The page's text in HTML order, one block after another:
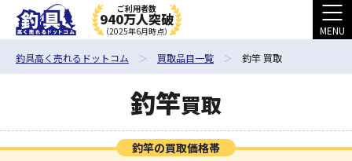
ご利用者数
940万人突破
（2025年6月時点） MENU
釣具高く売れるドットコム 買取品目一覧 釣竿 買取
釣竿買取
釣竿の買取価格帯